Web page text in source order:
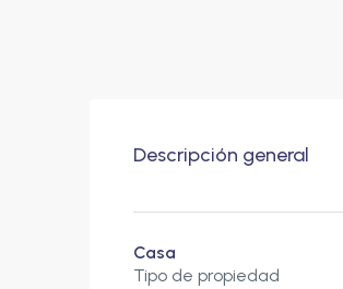
Descripción general
Casa
Tipo de propiedad